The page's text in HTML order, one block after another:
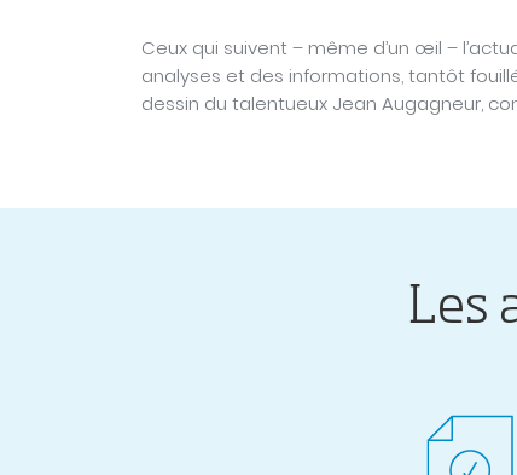
Ceux qui suivent – même d’un œil –
analyses et des informations, tantôt
dessin du talentueux Jean Augagneur,
Les